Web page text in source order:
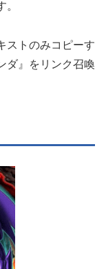
ストのみコピーす
ダ』をリンク召喚